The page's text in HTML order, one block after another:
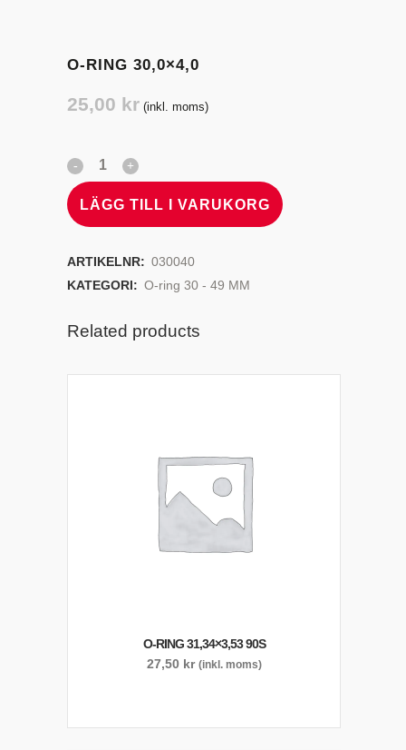
O-RING 30,0×4,0
25,00 kr (inkl. moms)
LÄGG TILL I VARUKORG
ARTIKELNR: 030040
KATEGORI: O-ring 30 - 49 MM
Related products
O-RING 31,34×3,53 90S
27,50 kr (inkl. moms)